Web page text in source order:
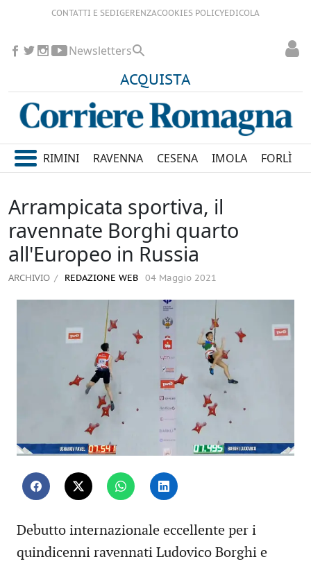
CONTATTI E SEDIGERENZACOOKIES POLICYEDICOLA
ACQUISTA
Newsletters
RIMINI RAVENNA CESENA IMOLA FORLÌ
Arrampicata sportiva, il
ravennate Borghi quarto
all'Europeo in Russia
ARCHIVIO REDAZIONE WEB 04 Maggio 2021
Debutto internazionale eccellente per i
quindicenni ravennati Ludovico Borghi e